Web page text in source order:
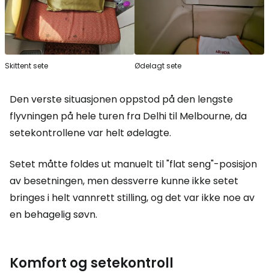
Skittent sete Ødelagt sete
Den verste situasjonen oppstod på den lengste
flyvningen på hele turen fra Delhi til Melbourne, da
setekontrollene var helt ødelagte.
Setet måtte foldes ut manuelt til "flat seng"-posisjon
av besetningen, men dessverre kunne ikke setet
bringes i helt vannrett stilling, og det var ikke noe av
en behagelig søvn.
Komfort og setekontroll